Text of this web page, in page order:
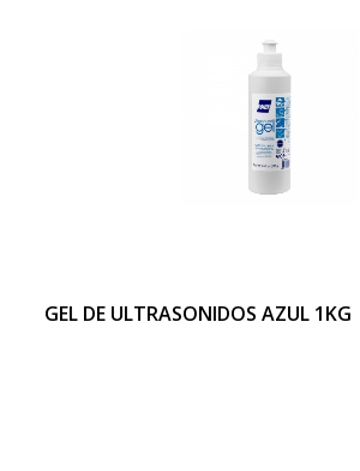
GEL DE ULTRASONIDOS AZUL 1KG